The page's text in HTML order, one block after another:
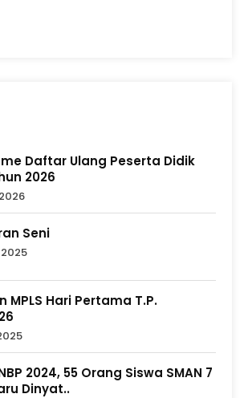
Daftar Ulang Peserta Didik
2026
Seni
MPLS Hari Pertama T.P.
2024, 55 Orang Siswa SMAN 7
Dinyat..